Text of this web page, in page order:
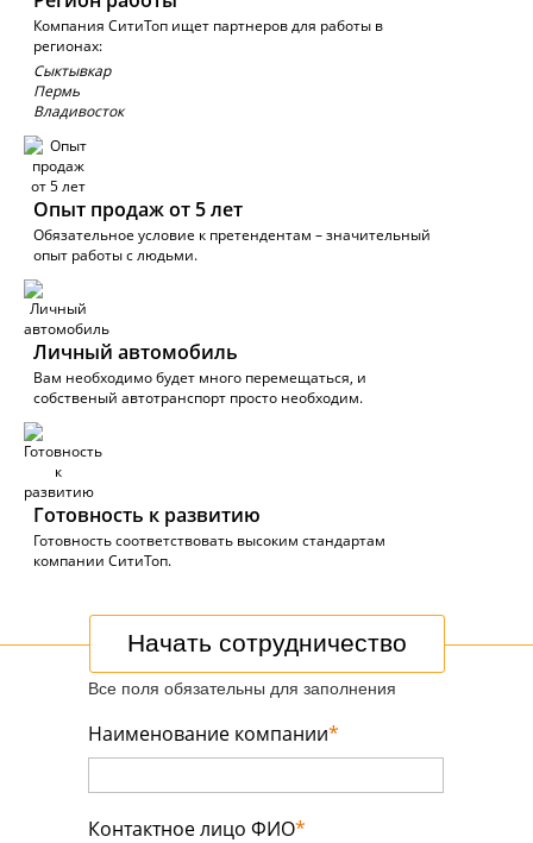
Компания СитиТоп ищет партнеров для работы в
регионах:
Сыктывкар
Пермь
Владивосток
Опыт продаж от 5 лет
Обязательное условие к претендентам – значительный
опыт работы с людьми.
Личный автомобиль
Вам необходимо будет много перемещаться, и
собственый автотранспорт просто необходим.
Готовность к развитию
Готовность соответствовать высоким стандартам
компании СитиТоп.
Начать сотрудничество
Все поля обязательны для заполнения
Наименование компании*
Контактное лицо ФИО*